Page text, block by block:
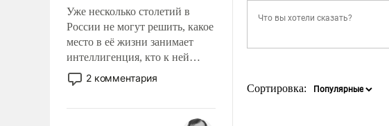
Уже несколько столетий в
России не могут решить, какое
место в её жизни занимает
интеллигенция, кто к ней
принадлежит, а кого из неё
исключили с правом
чем она отличается от просто
2 комментария
Сортировка: